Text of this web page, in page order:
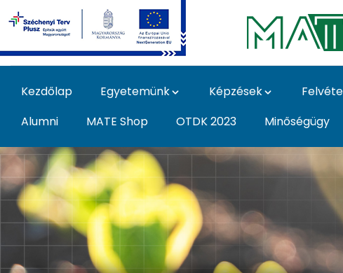
Ugrás a fő tartalomhoz
Kezdőlap Egyetemünk Képzések
Alumni
MATE Shop OTDK 2023 Minőségügy
MATE 2030 - Magyar